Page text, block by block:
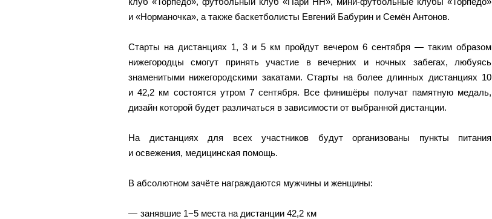
и «Норманочка», а также баскетболисты Евгений Бабурин и Семён Антонов.
Старты на дистанциях 1, 3 и 5 км пройдут вечером 6 сентября — таким образом
нижегородцы смогут принять участие в вечерних и ночных забегах, любуясь
знаменитыми нижегородскими закатами. Старты на более длинных дистанциях 10
и 42,2 км состоятся утром 7 сентября. Все финишёры получат памятную медаль,
дизайн которой будет различаться в зависимости от выбранной дистанции.
На дистанциях для всех участников будут организованы пункты питания
и освежения, медицинская помощь.
В абсолютном зачёте награждаются мужчины и женщины:
занявшие 1−5 места на дистанции 42,2 км